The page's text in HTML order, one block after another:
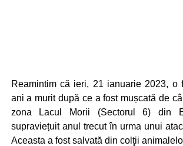
Reamintim că ieri, 21 ianuarie 2023, o
ani a murit după ce a fost mușcată de
zona Lacul Morii (Sectorul 6) din
supraviețuit anul trecut în urma unui
Aceasta a fost salvată din colţii